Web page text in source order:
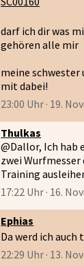
darf ich dir was
gehören alle mir
meine schwester
mit dabei!
23:00 Uhr · 19.
Thulkas
@Dallor, Ich hab
zwei Wurfmesser
Training
17:22 Uhr · 16.
Ephias
Da werd ich
22:29 Uhr · 13.